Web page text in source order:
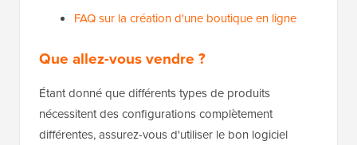
FAQ sur la création d'une boutique en ligne
Que allez-vous vendre ?
Étant donné que différents types de produits
nécessitent des configurations complètement
différentes, assurez-vous d'utiliser le bon logiciel